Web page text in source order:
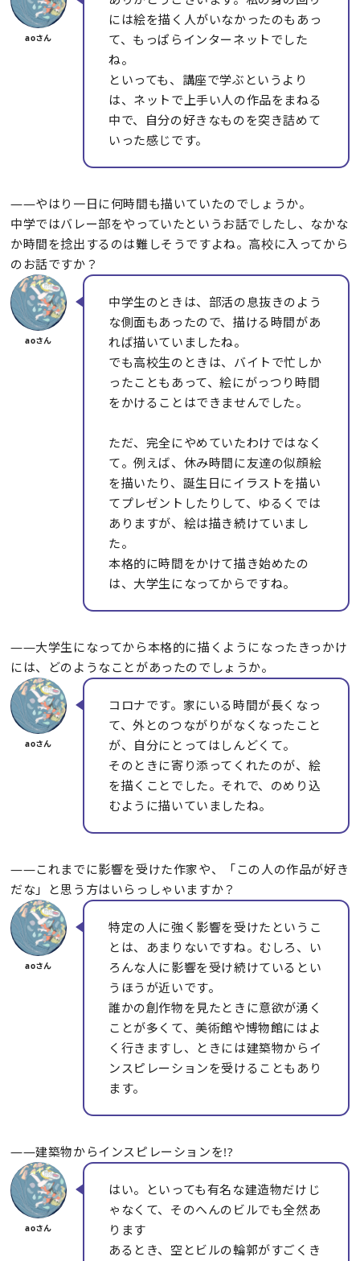
には絵を描く人がいなかったのもあっ
て、もっぱらインターネットでした
ね。
といっても、講座で学ぶというより
は、ネットで上手い人の作品をまねる
中で、自分の好きなものを突き詰めて
いった感じです。
――やはり一日に何時間も描いていたのでしょうか。
中学ではバレー部をやっていたというお話でしたし、なかな
か時間を捻出するのは難しそうですよね。高校に入ってから
のお話ですか？
中学生のときは、部活の息抜きのよう
な側面もあったので、描ける時間があ
れば描いていましたね。
でも高校生のときは、バイトで忙しか
ったこともあって、絵にがっつり時間
をかけることはできませんでした。
ただ、完全にやめていたわけではなく
て。例えば、休み時間に友達の似顔絵
を描いたり、誕生日にイラストを描い
てプレゼントしたりして、ゆるくでは
ありますが、絵は描き続けていまし
た。
本格的に時間をかけて描き始めたの
は、大学生になってからですね。
――大学生になってから本格的に描くようになったきっかけ
には、どのようなことがあったのでしょうか。
コロナです。家にいる時間が長くなっ
て、外とのつながりがなくなったこと
が、自分にとってはしんどくて。
そのときに寄り添ってくれたのが、絵
を描くことでした。それで、のめり込
むように描いていましたね。
――これまでに影響を受けた作家や、「この人の作品が好き
だな」と思う方はいらっしゃいますか？
特定の人に強く影響を受けたというこ
とは、あまりないですね。むしろ、い
ろんな人に影響を受け続けているとい
うほうが近いです。
誰かの創作物を見たときに意欲が湧く
ことが多くて、美術館や博物館にはよ
く行きますし、ときには建築物からイ
ンスピレーションを受けることもあり
ます。
――建築物からインスピレーションを!?
はい。といっても有名な建造物だけじ
ゃなくて、そのへんのビルでも全然あ
ります
あるとき、空とビルの輪郭がすごくき